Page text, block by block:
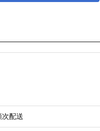
配送